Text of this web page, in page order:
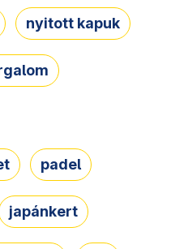
nyitott kapuk
padel
japánkert